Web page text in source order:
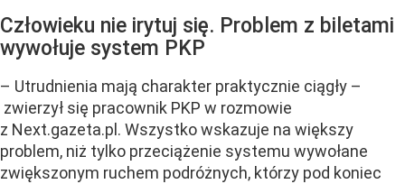
Człowieku nie irytuj się. Problem z biletami
wywołuje system PKP
– Utrudnienia mają charakter praktycznie ciągły –
zwierzył się pracownik PKP w rozmowie
z Next.gazeta.pl. Wszystko wskazuje na większy
problem, niż tylko przeciążenie systemu wywołane
zwiększonym ruchem podróżnych, którzy pod koniec